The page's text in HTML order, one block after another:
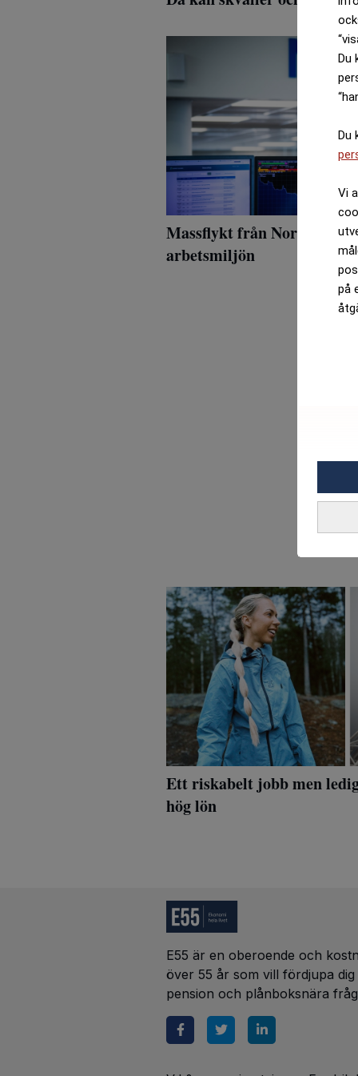
Du
Du
Vi
på
Massflykt från Nordea
arbetsmiljön
Ett riskabelt jobb men
hög lön
E55 är en oberoende och
över 55 år som vill fördjupa
pension och plånboksnära